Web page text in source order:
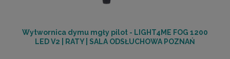
Wytwornica dymu mgły pilot - LIGHT4ME FOG 1200
LED V2 | RATY | SALA ODSŁUCHOWA POZNAŃ